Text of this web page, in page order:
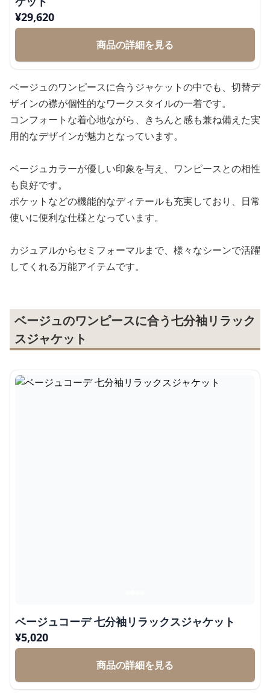
¥29,620
商品の詳細を見る
ベージュのワンピースに合うジャケットの中でも、切替デ
ザインの襟が個性的なワークスタイルの一着です。
コンフォートな着心地ながら、きちんと感も兼ね備えた実
用的なデザインが魅力となっています。
ベージュカラーが優しい印象を与え、ワンピースとの相性
も良好です。
ポケットなどの機能的なディテールも充実しており、日常
使いに便利な仕様となっています。
カジュアルからセミフォーマルまで、様々なシーンで活躍
してくれる万能アイテムです。
ベージュのワンピースに合う七分袖リラック
スジャケット
ベージュコーデ 七分袖リラックスジャケット
¥5,020
商品の詳細を見る